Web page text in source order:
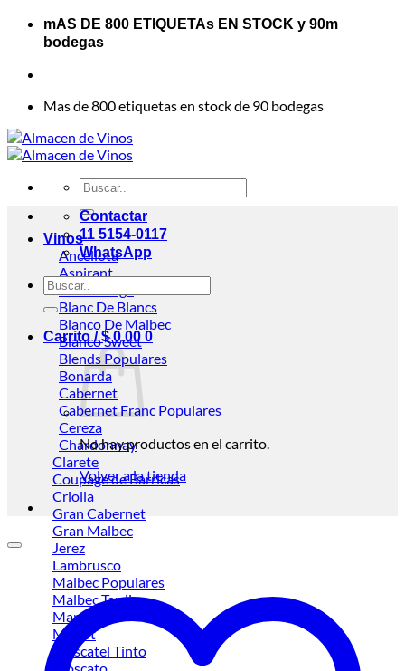
Saltar
mAS DE 800 ETIQUETAs EN STOCK y 90m
bodegas
Mas de 800 etiquetas en stock de 90 bodegas
Buscar
por:
Vinos
Ancellota
Aspirant
Assemblage
Blanc De Blancs
Blanco De Malbec
Blanco Sweet
Blends
Bonarda
Cabernet
Cabernet Franc
Cereza
Chardonnay
Clarete
Coupage de Barricas
Criolla
Gran Cabernet
Gran Malbec
Jerez
Lambrusco
Malbec
Malbec Tardio
Marsala
Merlot
Moscatel Tinto
Contactar
11 5154-0117
WhatsApp
Buscar
por:
Carrito /$0,00 0
No hay productos en el carrito.
Volver a la tienda